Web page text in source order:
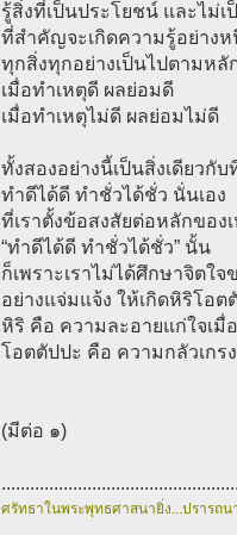
รู้สิ่งที่เป็นประโยชน์ และไม่
ที่สำคัญจะเกิดความรู้อย่างห
ทุกสิ่งทุกอย่างเป็นไปตามหลั
เมื่อทำเหตุดี ผลย่อมดี
เมื่อทำเหตุไม่ดี ผลย่อมไม่ดี
ทั้งสองอย่างนี้เป็นสิ่งเดียวกั
ทำดีได้ดี ทำชั่วได้ชั่ว นั่นเอง
ที่เราตั้งข้อสงสัยต่อหลักของ
“ทำดีได้ดี ทำชั่วได้ชั่ว” นั้น
ก็เพราะเราไม่ได้ศึกษาจิตใจ
อย่างแจ่มแจ้ง ให้เกิดหิริโอ
หิริ คือ ความละอายแก่ใจเมื่
โอตตัปปะ คือ ความกลัวเก
(มีต่อ ๑)
ศรัทธาในพระพุทธศาสนายิ่ง...ปรารถ